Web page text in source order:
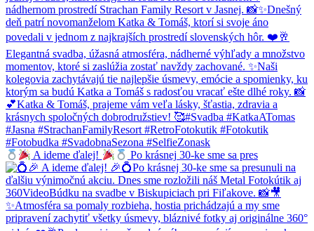
A ideme ďalej! Po krásnej 30-ke sme sa pres